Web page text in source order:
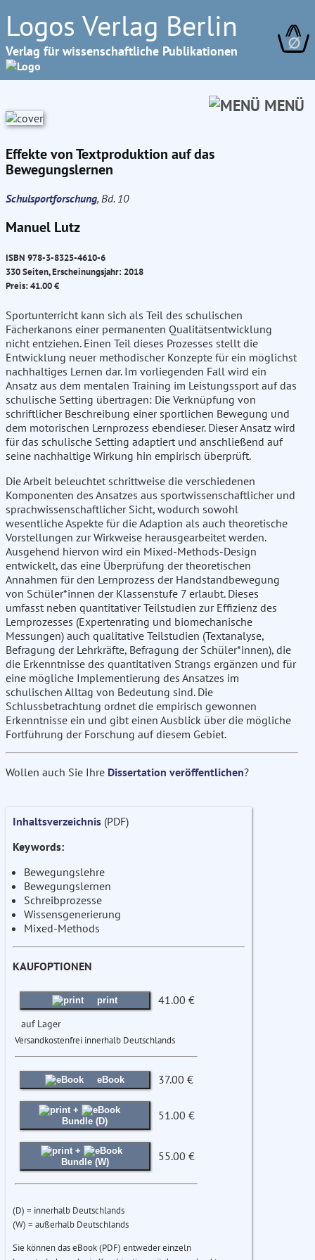
Logos Verlag Berlin
Verlag für wissenschaftliche Publikationen ∅
MENÜ
Effekte von Textproduktion auf das
Bewegungslernen
Schulsportforschung, Bd. 10
Manuel Lutz
ISBN 978-3-8325-4610-6
330 Seiten, Erscheinungsjahr: 2018
Preis: 41.00 €
Sportunterricht kann sich als Teil des schulischen
Fächerkanons einer permanenten Qualitätsentwicklung
nicht entziehen. Einen Teil dieses Prozesses stellt die
Entwicklung neuer methodischer Konzepte für ein möglichst
nachhaltiges Lernen dar. Im vorliegenden Fall wird ein
Ansatz aus dem mentalen Training im Leistungssport auf das
schulische Setting übertragen: Die Verknüpfung von
schriftlicher Beschreibung einer sportlichen Bewegung und
dem motorischen Lernprozess ebendieser. Dieser Ansatz wird
für das schulische Setting adaptiert und anschließend auf
seine nachhaltige Wirkung hin empirisch überprüft.
Die Arbeit beleuchtet schrittweise die verschiedenen
Komponenten des Ansatzes aus sportwissenschaftlicher und
sprachwissenschaftlicher Sicht, wodurch sowohl
wesentliche Aspekte für die Adaption als auch theoretische
Vorstellungen zur Wirkweise herausgearbeitet werden.
Ausgehend hiervon wird ein Mixed-Methods-Design
entwickelt, das eine Überprüfung der theoretischen
Annahmen für den Lernprozess der Handstandbewegung
von Schüler*innen der Klassenstufe 7 erlaubt. Dieses
umfasst neben quantitativer Teilstudien zur Effizienz des
Lernprozesses (Expertenrating und biomechanische
Messungen) auch qualitative Teilstudien (Textanalyse,
Befragung der Lehrkräfte, Befragung der Schüler*innen), die
die Erkenntnisse des quantitativen Strangs ergänzen und für
eine mögliche Implementierung des Ansatzes im
schulischen Alltag von Bedeutung sind. Die
Schlussbetrachtung ordnet die empirisch gewonnen
Erkenntnisse ein und gibt einen Ausblick über die mögliche
Fortführung der Forschung auf diesem Gebiet.
Wollen auch Sie Ihre Dissertation veröffentlichen?
Inhaltsverzeichnis (PDF)
Keywords:
Bewegungslehre
Bewegungslernen
Schreibprozesse
Wissensgenerierung
Mixed-Methods
KAUFOPTIONEN
print 41.00 €
auf Lager
Versandkostenfrei innerhalb Deutschlands
eBook 37.00 €
+
Bundle (D)
51.00 €
+
Bundle (W)
55.00 €
(D) = innerhalb Deutschlands
(W) = außerhalb Deutschlands
Sie können das eBook (PDF) entweder einzeln